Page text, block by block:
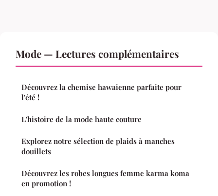
Mode — Lectures complémentaires
Découvrez la chemise hawaienne parfaite pour
l'été !
L'histoire de la mode haute couture
Explorez notre sélection de plaids à manches
douillets
Découvrez les robes longues femme karma koma
en promotion !